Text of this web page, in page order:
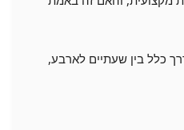
כלל בין שעתיים לארבע,